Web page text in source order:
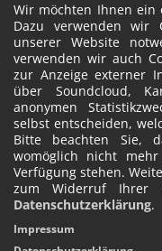
Wir möchten Ihnen ein
Dazu verwenden wir
unserer Website
verwenden wir auch
zur Anzeige externer
über Soundcloud,
anonymen
selbst entscheiden,
Bitte beachten Sie,
womöglich nicht
Verfügung stehen.
zum Widerruf Ihrer
Datenschutzerklärung.
Impressum